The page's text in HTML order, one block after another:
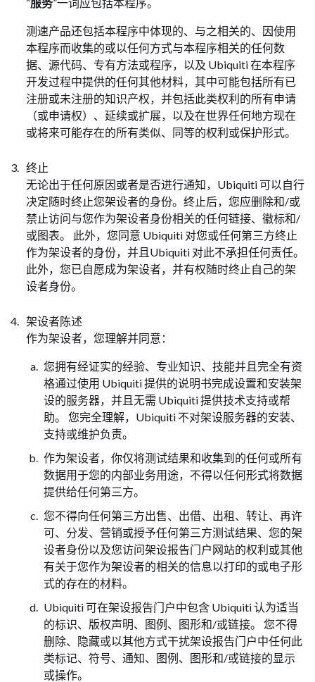
测速产品还包括本程序中体现的、与之相关的、因使用
本程序而收集的或以任何方式与本程序相关的任何数
据、源代码、专有方法或程序，以及 Ubiquiti 在本程序
开发过程中提供的任何其他材料，其中可能包括所有已
注册或未注册的知识产权，并包括此类权利的所有申请
（或申请权）、延续或扩展，以及在世界任何地方现在
或将来可能存在的所有类似、同等的权利或保护形式。
终止
无论出于任何原因或者是否进行通知，Ubiquiti 可以自行
决定随时终止您架设者的身份。终止后，您应删除和/或
禁止访问与您作为架设者身份相关的任何链接、徽标和/
或图表。 此外，您同意 Ubiquiti 对您或任何第三方终止
作为架设者的身份，并且Ubiquiti 对此不承担任何责任。
此外，您已自愿成为架设者，并有权随时终止自己的架
设者身份。
架设者陈述
作为架设者，您理解并同意：
您拥有经证实的经验、专业知识、技能并且完全有资
格通过使用 Ubiquiti 提供的说明书完成设置和安装架
设的服务器，并且无需 Ubiquiti 提供技术支持或帮
助。 您完全理解，Ubiquiti 不对架设服务器的安装、
支持或维护负责。
作为架设者，你仅将测试结果和收集到的任何或所有
数据用于您的内部业务用途，不得以任何形式将数据
提供给任何第三方。
您不得向任何第三方出售、出借、出租、转让、再许
可、分发、营销或授予任何第三方测试结果、您的架
设者身份以及您访问架设报告门户网站的权利或其他
有关于您作为架设者的相关的信息以打印的或电子形
式的存在的材料。
Ubiquiti 可在架设报告门户中包含 Ubiquiti 认为适当
的标识、版权声明、图例、图形和/或链接。 您不得
删除、隐藏或以其他方式干扰架设报告门户中任何此
类标记、符号、通知、图例、图形和/或链接的显示
或操作。